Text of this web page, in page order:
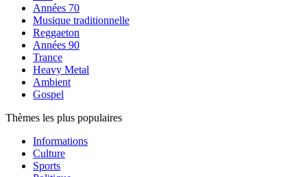
Années 70
Musique traditionnelle
Reggaeton
Années 90
Trance
Heavy Metal
Ambient
Gospel
Thèmes les plus populaires
Informations
Culture
Sports